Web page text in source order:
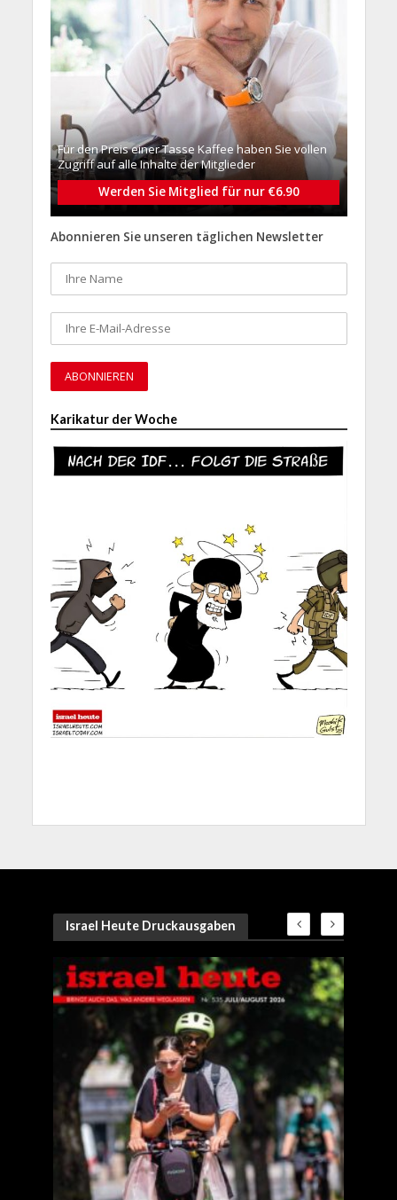
Für den Preis einer Tasse Kaffee haben Sie vollen
Zugriff auf alle Inhalte der Mitglieder
Werden Sie Mitglied für nur €6.90
Abonnieren Sie unseren täglichen Newsletter
Karikatur der Woche
Israel Heute Druckausgaben